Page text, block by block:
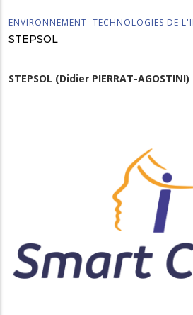
ENVIRONNEMENT TECHNOLOGIES DE
STEPSOL
STEPSOL (Didier PIERRAT-AGOSTINI)